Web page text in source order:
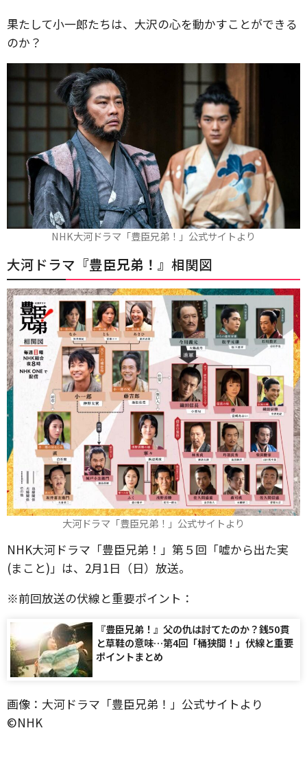
果たして小一郎たちは、大沢の心を動かすことができる
のか？
NHK大河ドラマ「豊臣兄弟！」公式サイトより
大河ドラマ『豊臣兄弟！ 』相関図
大河ドラマ「豊臣兄弟！」公式サイトより
NHK大河ドラマ「豊臣兄弟！」第５回「嘘から出た実
(まこと)」は、2月1日（日）放送。
※前回放送の伏線と重要ポイント：
『豊臣兄弟！』父の仇は討てたのか？銭50貫
と草鞋の意味…第4回「桶狭間！」伏線と重要
ポイントまとめ
画像：大河ドラマ「豊臣兄弟！」公式サイトより
©️NHK